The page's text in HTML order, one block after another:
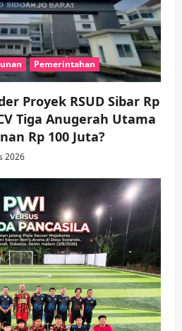
Pemerintahan
Proyek RSUD Sibar Rp
Tiga Anugerah Utama
Rp 100 Juta?
2026